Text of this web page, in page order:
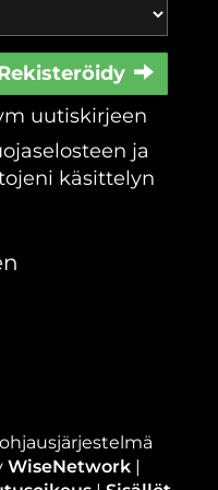
uutiskirjeen
ja
käsittelyn
WiseNetwork|